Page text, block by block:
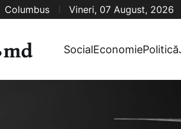
Columbus Vineri, 07 August, 2026
SocialEconomiePolitică